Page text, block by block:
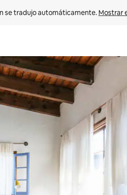
se tradujo automáticamente. Mostrar
hacia arriba y hacia abajo o